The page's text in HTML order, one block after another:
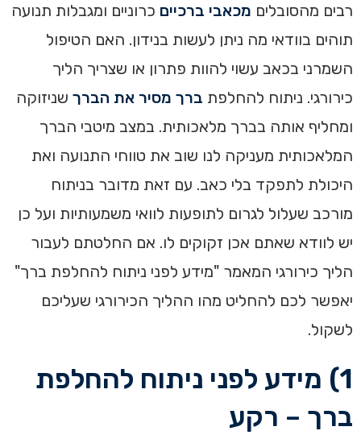
רבים מהסובלים מכאבי ברכיים כרוניים ומגבלות תנועה
תוהים בוודאי מה ניתן לעשות בנידון. האם הטיפול
השמרני בכאב עשוי להוות פתרון או שצריך הליך
כירורגי. ניתוח להחלפת ברך מסיר את הברך שניזוקה
ומחליף אותה בברך מלאכותית. במצב מיטבי הברך
המלאכותית מעניקה לנו שוב את טווחי התנועה ואת
היכולת לתפקד בלי כאב. עם זאת מדובר בניתוח
מורכב שעלול לגרום לתופעות לוואי משמעותיות ועל כן
יש לוודא שאתם אכן זקוקים לו. אם החלטתם לעבור
הליך כירורגי המאמר "מידע לפני ניתוח להחלפת ברך"
יאפשר לכם להחליט מהו ההליך הכירורגי שעליכם
לשקול.
1) מידע לפני ניתוח להחלפת
ברך – רקע